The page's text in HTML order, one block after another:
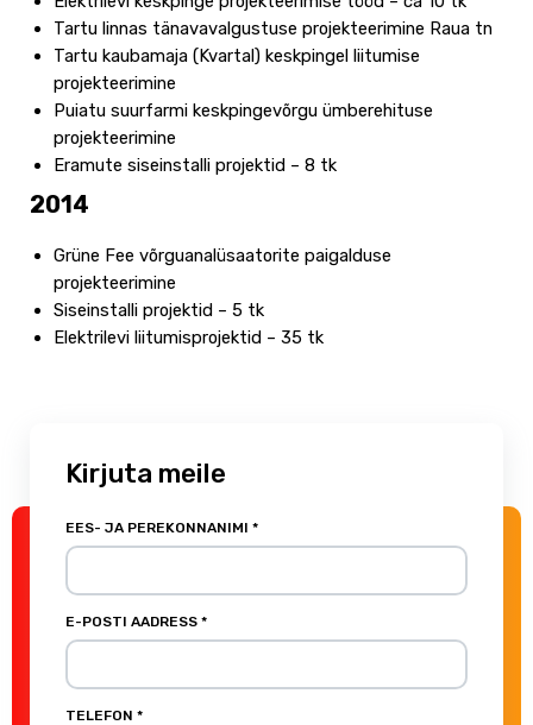
Tartu linnas tänavavalgustuse projekteerimine Raua tn
Tartu kaubamaja (Kvartal) keskpingel liitumise
projekteerimine
Puiatu suurfarmi keskpingevõrgu ümberehituse
projekteerimine
Eramute siseinstalli projektid – 8 tk
2014
Grüne Fee võrguanalüsaatorite paigalduse
projekteerimine
Siseinstalli projektid – 5 tk
Elektrilevi liitumisprojektid – 35 tk
Kirjuta meile
EES- JA PEREKONNANIMI *
E-POSTI AADRESS *
TELEFON *